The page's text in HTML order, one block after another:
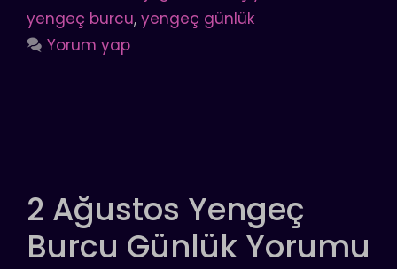
yengeç burcu, yengeç günlük
Yorum yap
2 Ağustos Yengeç
Burcu Günlük Yorumu